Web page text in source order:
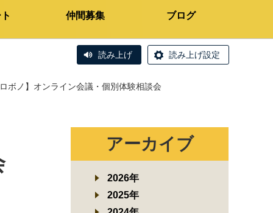
仲間募集 ブログ
読み上げ 読み上げ設定
ボノ】オンライン会議・個別体験相談会
アーカイブ
2026年
2025年